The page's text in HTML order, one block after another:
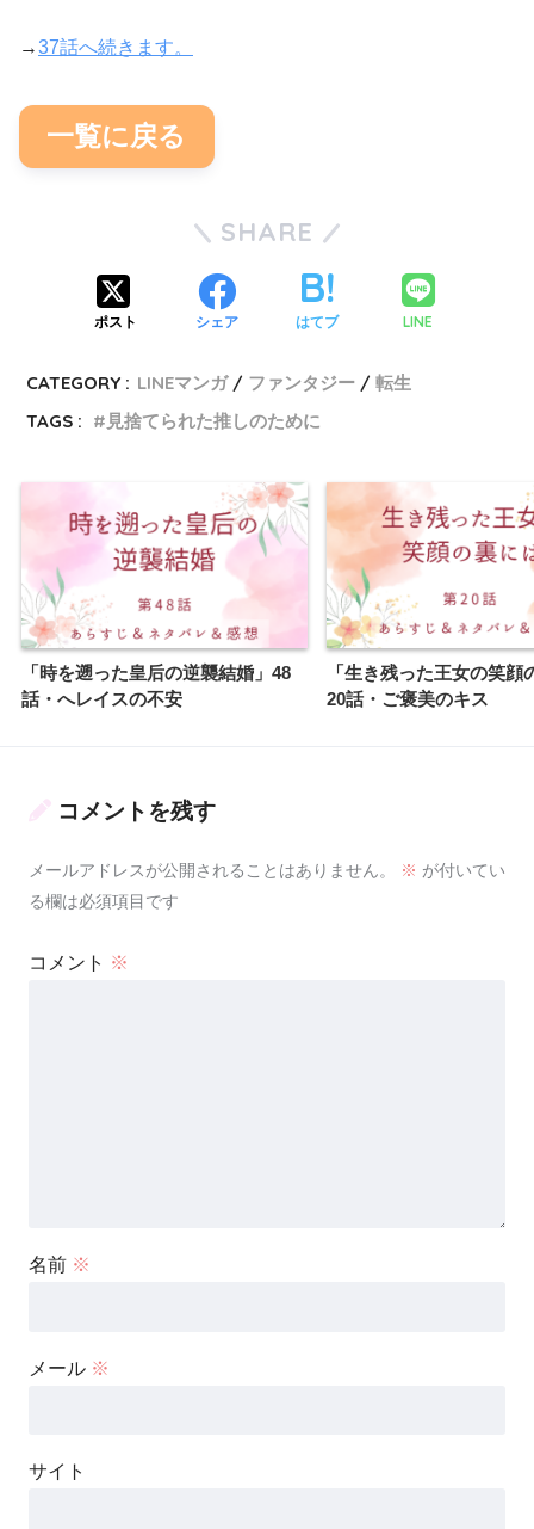
→37話へ続きます。
一覧に戻る
SHARE
ポスト シェア はてブ LINE
CATEGORY : LINEマンガ ファンタジー
転生
TAGS :
見捨てられた推しのために
「時を遡った皇后の逆襲結婚」48
話・へレイスの不安
「生き残った王女の笑顔
20話・ご褒美のキス
コメントを残す
メールアドレスが公開されることはありません。 ※ が付いてい
る欄は必須項目です
コメント ※
名前 ※
メール ※
サイト